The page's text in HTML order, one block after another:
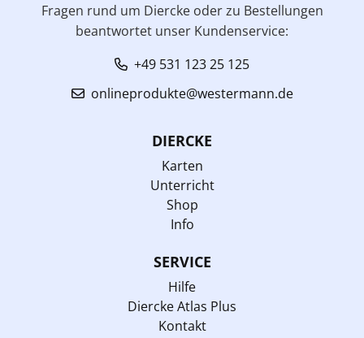
Fragen rund um Diercke oder zu Bestellungen
beantwortet unser Kundenservice:
+49 531 123 25 125
onlineprodukte@westermann.de
DIERCKE
Karten
Unterricht
Shop
Info
SERVICE
Hilfe
Diercke Atlas Plus
Kontakt